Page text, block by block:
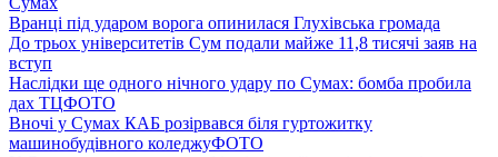
Вранці під ударом ворога опинилася Глухівська громада
До трьох університетів Сум подали майже 11,8 тисячі заяв на
вступ
Наслідки ще одного нічного удару по Сумах: бомба пробила
дах ТЦФОТО
Вночі у Сумах КАБ розірвався біля гуртожитку
машинобудівного коледжуФОТО